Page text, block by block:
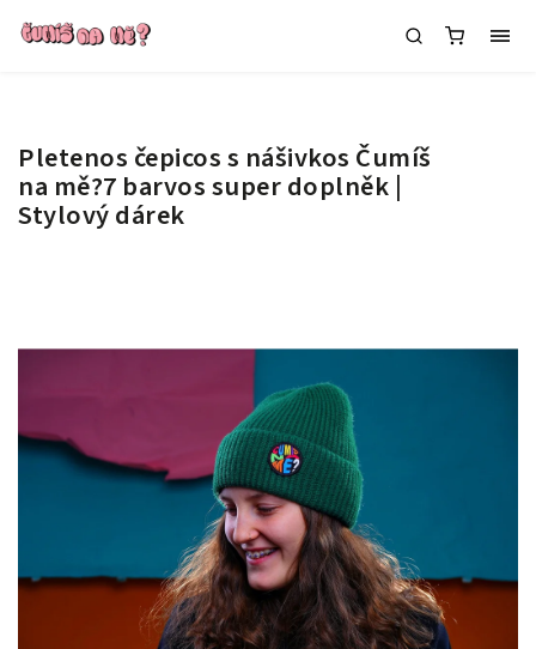
Pletenos čepicos s nášivkos Čumíš
na mě?7 barvossuper doplněk |
Stylový dárek